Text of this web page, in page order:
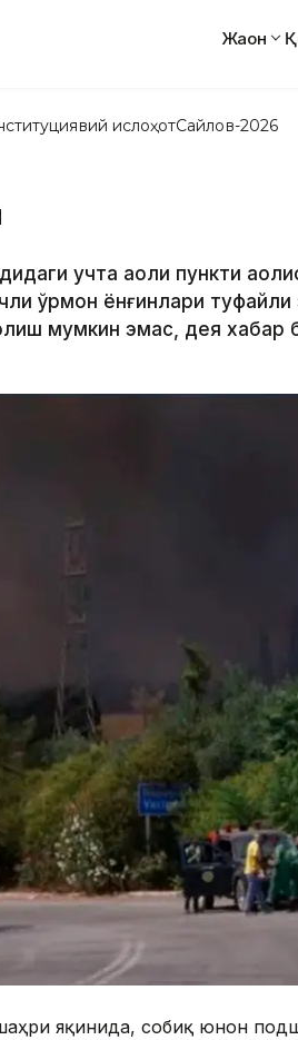
Жаҳон
ислоҳотСайлов-2026
учта аҳоли пункти
ўрмон ёнғинлари туфайли
мумкин эмас, дея хабар
яқинида, собиқ юнон